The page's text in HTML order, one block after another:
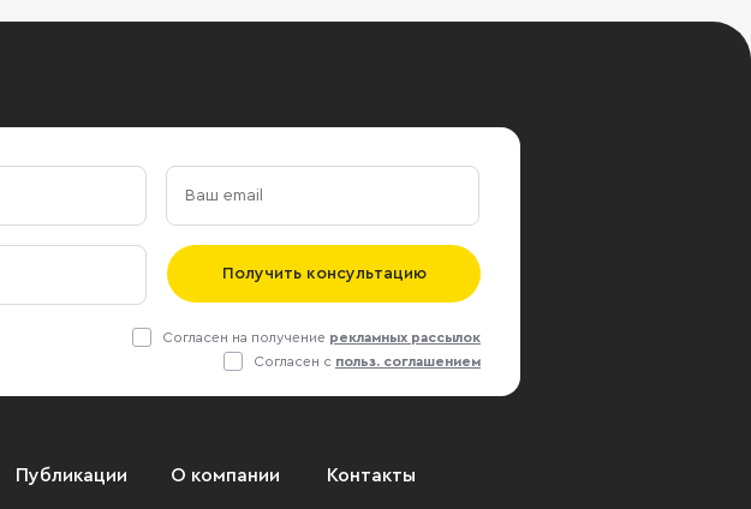
Получить консультацию
Согласен на получение рекламных рассылок
Согласен с польз. соглашением
Публикации О компании Контакты